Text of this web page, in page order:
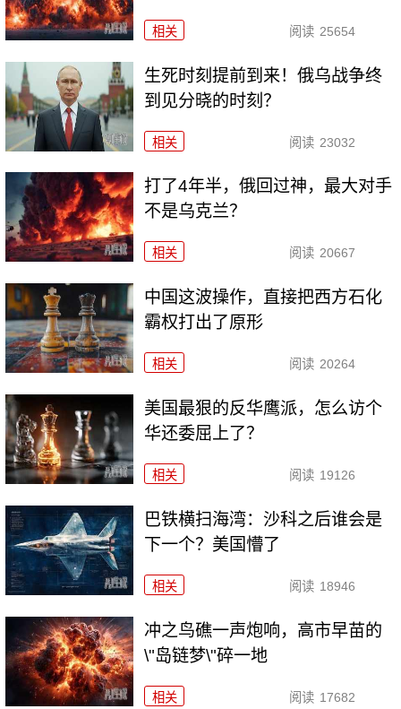
相关 阅读 25654
生死时刻提前到来！俄乌战争终
到见分晓的时刻？
相关 阅读 23032
打了4年半，俄回过神，最大对手
不是乌克兰？
相关 阅读 20667
中国这波操作，直接把西方石化
霸权打出了原形
相关 阅读 20264
美国最狠的反华鹰派，怎么访个
华还委屈上了？
相关 阅读 19126
巴铁横扫海湾：沙科之后谁会是
下一个？美国懵了
相关 阅读 18946
冲之鸟礁一声炮响，高市早苗的
\"岛链梦\"碎一地
相关 阅读 17682